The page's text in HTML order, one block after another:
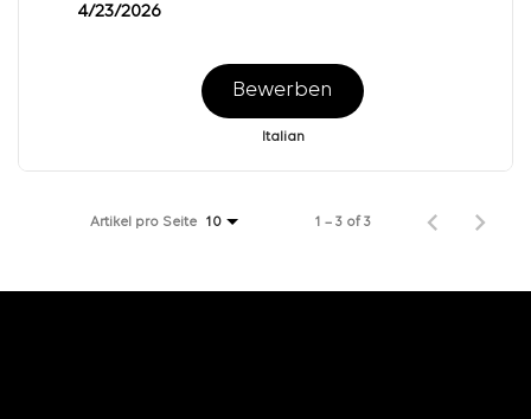
4/23/2026
Bewerben
Italian
Artikel pro Seite 10 1 – 3 of 3